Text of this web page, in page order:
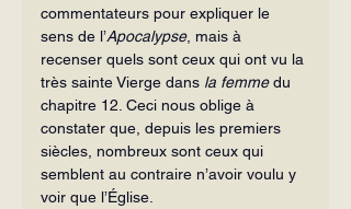
commentateurs pour expliquer le
sens de l’Apo­calypse, mais à
recenser quels sont ceux qui ont vu la
très sainte Vierge dans la femme du
chapitre 12. Ceci nous oblige à
constater que, depuis les premiers
siècles, nombreux sont ceux qui
semblent au contraire n’avoir voulu y
voir que l’Église.